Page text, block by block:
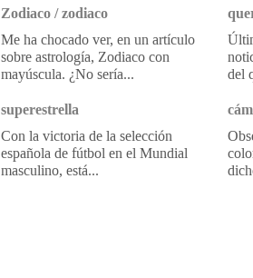
Zodiaco / zodiaco
Me ha chocado ver, en un artículo
sobre astrología, Zodiaco con
mayúscula. ¿No sería...
del
superestrella
Con la victoria de la selección
española de fútbol en el Mundial
masculino, está...